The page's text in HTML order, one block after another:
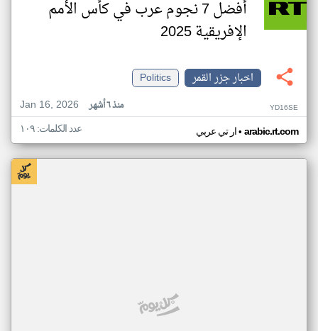
أفضل 7 نجوم عرب في كأس الأمم
الإفريقية 2025
اخبار جزر القمر
Politics
Jan 16, 2026
منذ ٦ أشهر YD16SE
ار تي عربي• arabic.rt.com عدد الكلمات: ١٠٩